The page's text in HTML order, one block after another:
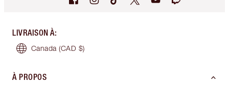
LIVRAISON À:
Canada (CAD $)
À PROPOS